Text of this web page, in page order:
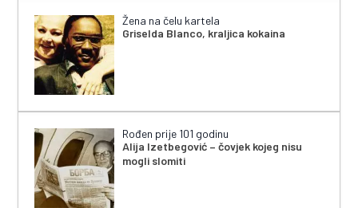
Žena na čelu kartela
Griselda Blanco, kraljica kokaina
Rođen prije 101 godinu
Alija Izetbegović – čovjek kojeg nisu
mogli slomiti